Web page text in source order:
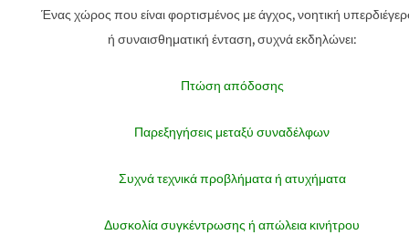
Ένας χώρος που είναι φορτισμένος με άγχος, νοητική
ή συναισθηματική ένταση, συχνά εκδηλώνει:
Πτώση απόδοσης
Παρεξηγήσεις μεταξύ συναδέλφων
Συχνά τεχνικά προβλήματα ή ατυχήματα
Δυσκολία συγκέντρωσης ή απώλεια κινήτρου